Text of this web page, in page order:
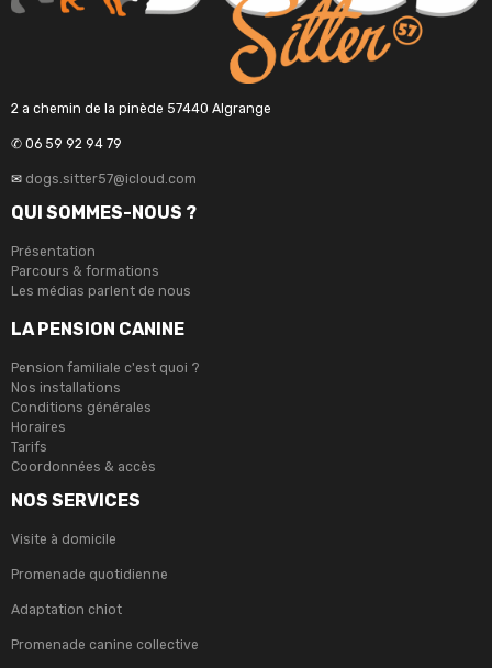
2 a chemin de la pinède 57440 Algrange
✆ 06 59 92 94 79
✉ dogs.sitter57@icloud.com
QUI SOMMES-NOUS ?
Présentation
Parcours & formations
Les médias parlent de nous
LA PENSION CANINE
Pension familiale c'est quoi ?
Nos installations
Conditions générales
Horaires
Tarifs
Coordonnées & accès
NOS SERVICES
Visite à domicile
Promenade quotidienne
Adaptation chiot
Promenade canine collective